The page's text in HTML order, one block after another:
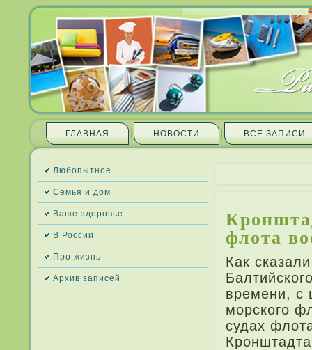
ГЛАВНАЯ НОВОСТИ ВСЕ ЗАПИ­СИ
Любопытное
Семья и дом
Ваше здоровье
В России
Про жизнь
Архив запи­сей
флота
Как
времени, с
морского
суда­х